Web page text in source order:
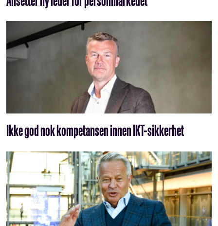
Ikke god nok kompetansen innen IKT-sikkerhet